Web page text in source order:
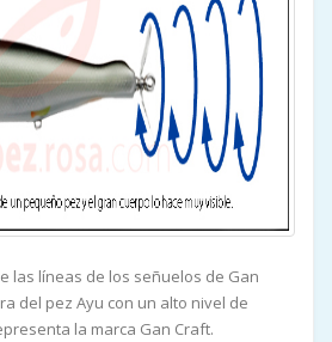
las líneas de los señuelos de Gan
del pez Ayu con un alto nivel de
la marca Gan Craft.